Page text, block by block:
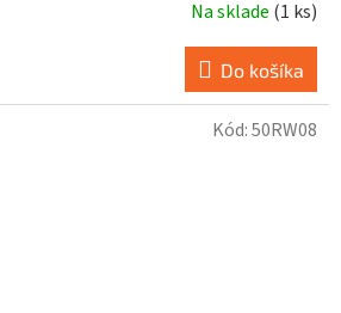
Na sklade (1 ks)
Do košíka
Kód:50RW08